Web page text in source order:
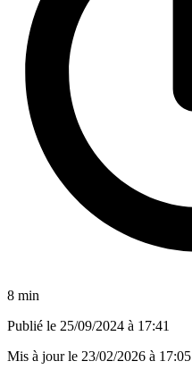
8 min
Publié le 25/09/2024 à 17:41
Mis à jour le 23/02/2026 à 17:05